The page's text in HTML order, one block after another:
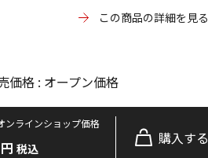
この商品の詳細を見る
価格 : オープン価格
ンラインショップ価格
円 税込
購入する